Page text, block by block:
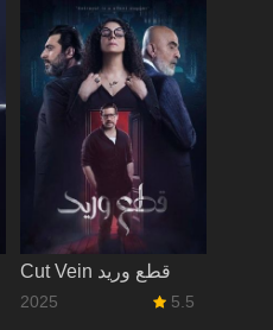
Cut Vein قطع وريد
2025 5.5